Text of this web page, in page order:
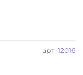
арт. 12016